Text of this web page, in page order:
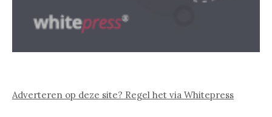
Adverteren op deze site? Regel het via Whitepress